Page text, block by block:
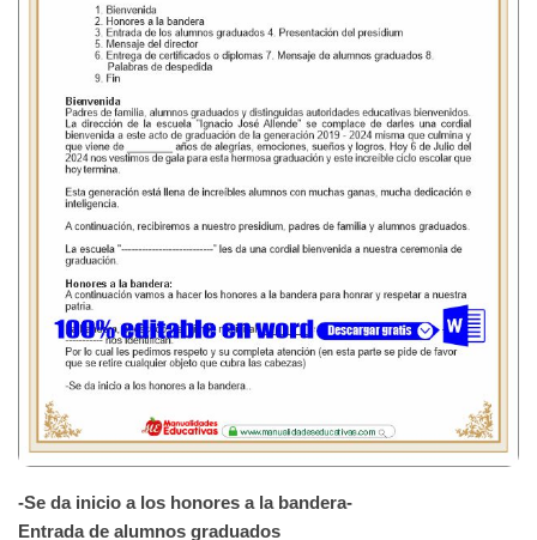
-Se da inicio a los honores a la bandera-
Entrada de alumnos graduados